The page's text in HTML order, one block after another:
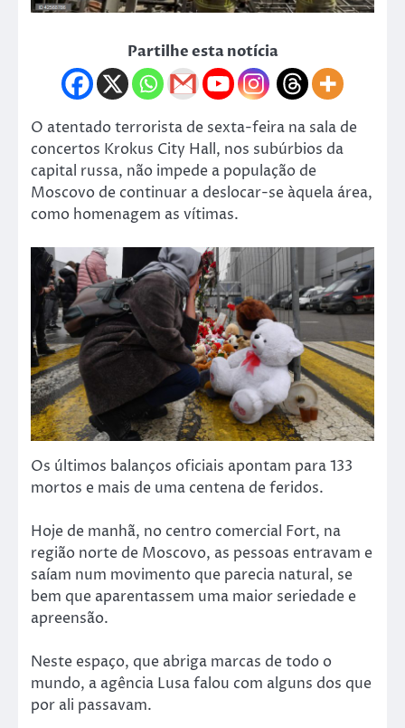
Partilhe esta notícia
O atentado terrorista de sexta-feira na sala de
concertos Krokus City Hall, nos subúrbios da
capital russa, não impede a população de
Moscovo de continuar a deslocar-se àquela área,
como homenagem as vítimas.
Os últimos balanços oficiais apontam para 133
mortos e mais de uma centena de feridos.
Hoje de manhã, no centro comercial Fort, na
região norte de Moscovo, as pessoas entravam e
saíam num movimento que parecia natural, se
bem que aparentassem uma maior seriedade e
apreensão.
Neste espaço, que abriga marcas de todo o
mundo, a agência Lusa falou com alguns dos que
por ali passavam.